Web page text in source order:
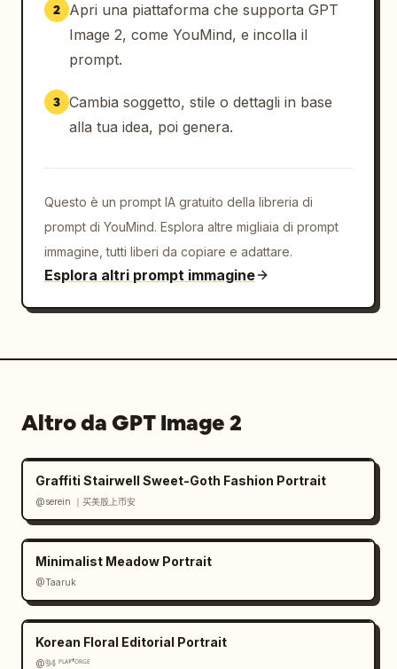
2
Apri una piattaforma che supporta GPT
Image 2, come YouMind, e incolla il
prompt.
3 Cambia soggetto, stile o dettagli in base
alla tua idea, poi genera.
Questo è un prompt IA gratuito della libreria di
prompt di YouMind. Esplora altre migliaia di prompt
immagine, tutti liberi da copiare e adattare.
Esplora altri prompt immagine
Altro da GPT Image 2
Graffiti Stairwell Sweet-Goth Fashion Portrait
@serein ｜买美股上币安
Minimalist Meadow Portrait
@Taaruk
Korean Floral Editorial Portrait
@𝟡𝟜 ᴾᴸᴬʸᶠᴼᴿᴳᴱ